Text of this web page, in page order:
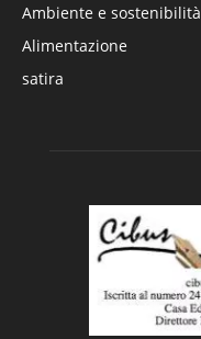
Ambiente e sostenibilità
Alimentazione
satira